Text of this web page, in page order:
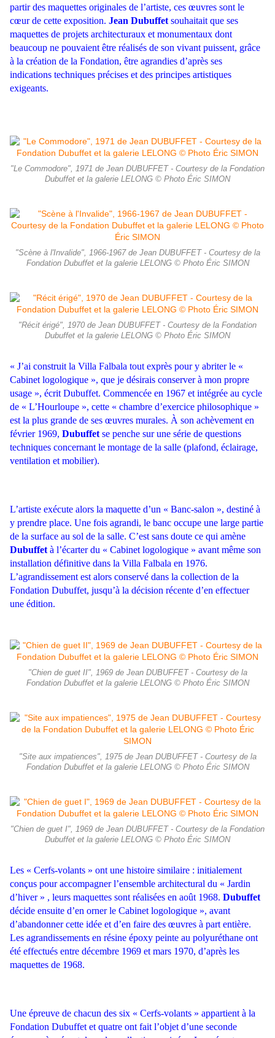
partir des maquettes originales de l’artiste, ces œuvres sont le
cœur de cette exposition. Jean Dubuffet souhaitait que ses
maquettes de projets architecturaux et monumentaux dont
beaucoup ne pouvaient être réalisés de son vivant puissent, grâce
à la création de la Fondation, être agrandies d’après ses
indications techniques précises et des principes artistiques
exigeants.
"Le Commodore", 1971 de Jean DUBUFFET - Courtesy de la Fondation
Dubuffet et la galerie LELONG © Photo Éric SIMON
"Scène à l'Invalide", 1966-1967 de Jean DUBUFFET - Courtesy de la
Fondation Dubuffet et la galerie LELONG © Photo Éric SIMON
"Récit érigé", 1970 de Jean DUBUFFET - Courtesy de la Fondation
Dubuffet et la galerie LELONG © Photo Éric SIMON
« J’ai construit la Villa Falbala tout exprès pour y abriter le «
Cabinet logologique », que je désirais conserver à mon propre
usage », écrit Dubuffet. Commencée en 1967 et intégrée au cycle
de « L’Hourloupe », cette « chambre d’exercice philosophique »
est la plus grande de ses œuvres murales. À son achèvement en
février 1969, Dubuffet se penche sur une série de questions
techniques concernant le montage de la salle (plafond, éclairage,
ventilation et mobilier).
L’artiste exécute alors la maquette d’un « Banc-salon », destiné à
y prendre place. Une fois agrandi, le banc occupe une large partie
de la surface au sol de la salle. C’est sans doute ce qui amène
Dubuffet à l’écarter du « Cabinet logologique » avant même son
installation définitive dans la Villa Falbala en 1976.
L’agrandissement est alors conservé dans la collection de la
Fondation Dubuffet, jusqu’à la décision récente d’en effectuer
une édition.
"Chien de guet II", 1969 de Jean DUBUFFET - Courtesy de la
Fondation Dubuffet et la galerie LELONG © Photo Éric SIMON
"Site aux impatiences", 1975 de Jean DUBUFFET - Courtesy de la
Fondation Dubuffet et la galerie LELONG © Photo Éric SIMON
"Chien de guet I", 1969 de Jean DUBUFFET - Courtesy de la Fondation
Dubuffet et la galerie LELONG © Photo Éric SIMON
Les « Cerfs-volants » ont une histoire similaire : initialement
conçus pour accompagner l’ensemble architectural du « Jardin
d’hiver » , leurs maquettes sont réalisées en août 1968. Dubuffet
décide ensuite d’en orner le Cabinet logologique », avant
d’abandonner cette idée et d’en faire des œuvres à part entière.
Les agrandissements en résine époxy peinte au polyuréthane ont
été effectués entre décembre 1969 et mars 1970, d’après les
maquettes de 1968.
Une épreuve de chacun des six « Cerfs-volants » appartient à la
Fondation Dubuffet et quatre ont fait l’objet d’une seconde